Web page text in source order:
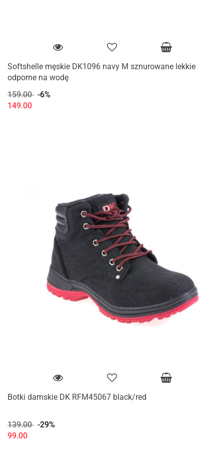
Softshelle męskie DK1096 navy M sznurowane lekkie
odporne na wodę
159.00 -6%
149.00
Botki damskie DK RFM45067 black/red
139.00 -29%
99.00